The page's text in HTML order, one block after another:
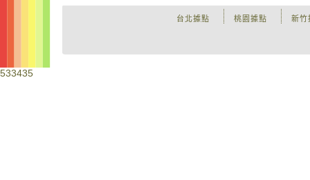
新竹
桃園據點
台北據點
533435